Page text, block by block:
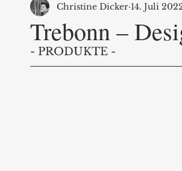
Hintergrund ANZEIGE Intro
Trebonn –
Christine Dicker 14. Juli
- PRODUKTE -